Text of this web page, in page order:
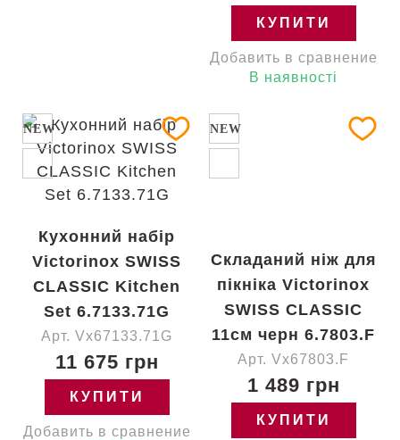
КУПИТИ
Добавить в сравнение
В наявності
NEW
Кухонний набір
Victorinox SWISS
CLASSIC Kitchen
Set 6.7133.71G
Арт. Vx67133.71G
11 675 грн
КУПИТИ
Добавить в сравнение
NEW
Складаний ніж для
пікніка Victorinox
SWISS CLASSIC
11см черн 6.7803.F
Арт. Vx67803.F
1 489 грн
КУПИТИ